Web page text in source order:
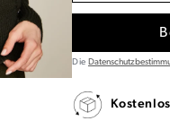
Die